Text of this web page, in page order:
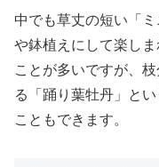
中でも草丈の短い「
や鉢植えにして楽し
ことが多いですが、
る「踊り葉牡丹」と
こともできます。